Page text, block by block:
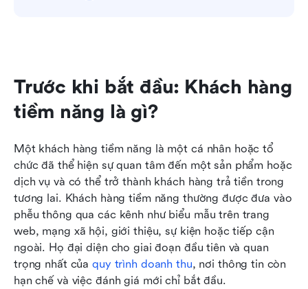
Trước khi bắt đầu: Khách hàng
tiềm năng là gì?
Một khách hàng tiềm năng là một cá nhân hoặc tổ
chức đã thể hiện sự quan tâm đến một sản phẩm hoặc
dịch vụ và có thể trở thành khách hàng trả tiền trong
tương lai. Khách hàng tiềm năng thường được đưa vào
phễu thông qua các kênh như biểu mẫu trên trang
web, mạng xã hội, giới thiệu, sự kiện hoặc tiếp cận
ngoài. Họ đại diện cho giai đoạn đầu tiên và quan
trọng nhất của quy trình doanh thu, nơi thông tin còn
hạn chế và việc đánh giá mới chỉ bắt đầu.